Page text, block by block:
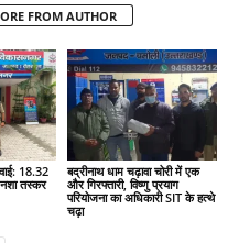
FROM AUTHOR
18.32
तस्कर
बद्रीनाथ धाम चढ़ावा चोरी में एक
और गिरफ्तारी, विष्णु प्रयाग
परियोजना का अधिकारी SIT के हत्थे
चढ़ा